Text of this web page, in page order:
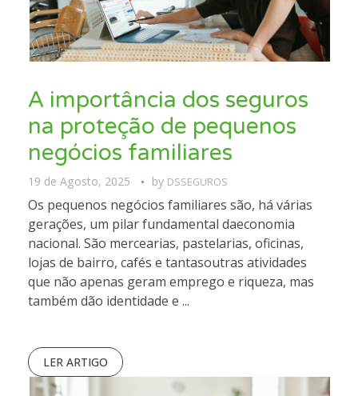
A importância dos seguros
na proteção de pequenos
negócios familiares
19 de Agosto, 2025 by DSSEGUROS
Os pequenos negócios familiares são, há várias
gerações, um pilar fundamental daeconomia
nacional. São mercearias, pastelarias, oficinas,
lojas de bairro, cafés e tantasoutras atividades
que não apenas geram emprego e riqueza, mas
também dão identidade e ...
LER ARTIGO